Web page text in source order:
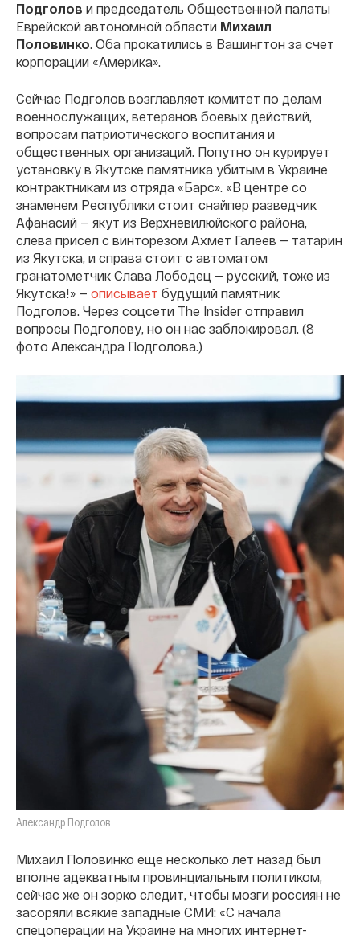
Подголов и председатель Общественной палаты
Еврейской автономной области Михаил
Половинко. Оба прокатились в Вашингтон за счет
корпорации «Америка».
Сейчас Подголов возглавляет комитет по делам
военнослужащих, ветеранов боевых действий,
вопросам патриотического воспитания и
общественных организаций. Попутно он курирует
установку в Якутске памятника убитым в Украине
контрактникам из отряда «Барс». «В центре со
знаменем Республики стоит снайпер разведчик
Афанасий — якут из Верхневилюйского района,
слева присел с винторезом Ахмет Галеев — татарин
из Якутска, и справа стоит с автоматом
гранатометчик Слава Лободец — русский, тоже из
Якутска!» — описывает будущий памятник
Подголов. Через соцсети The Insider отправил
вопросы Подголову, но он нас заблокировал. (8
фото Александра Подголова.)
Александр Подголов
Михаил Половинко еще несколько лет назад был
вполне адекватным провинциальным политиком,
сейчас же он зорко следит, чтобы мозги россиян не
засоряли всякие западные СМИ: «С начала
спецоперации на Украине на многих интернет-